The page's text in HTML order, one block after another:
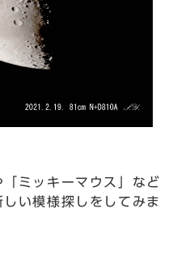
ミッキーマウス」など
い模様探しをしてみま